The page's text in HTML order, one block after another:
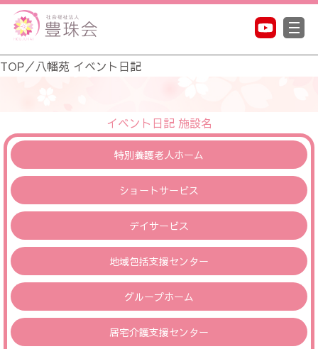
TOP／八幡苑 イベント日記
イベント日記 施設名
特別養護老人ホーム
ショートサービス
デイサービス
地域包括支援センター
グループホーム
居宅介護支援センター